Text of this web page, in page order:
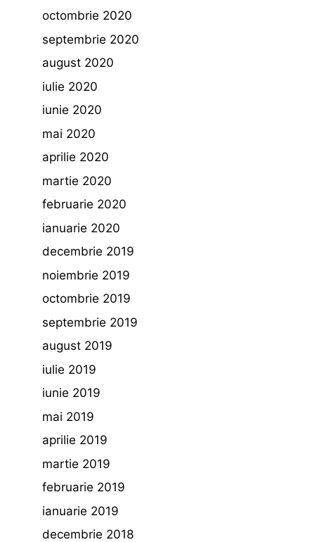
octombrie 2020
septembrie 2020
august 2020
iulie 2020
iunie 2020
mai 2020
aprilie 2020
martie 2020
februarie 2020
ianuarie 2020
decembrie 2019
noiembrie 2019
octombrie 2019
septembrie 2019
august 2019
iulie 2019
iunie 2019
mai 2019
aprilie 2019
martie 2019
februarie 2019
ianuarie 2019
decembrie 2018